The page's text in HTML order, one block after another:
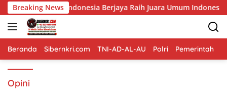
Langsung
ke
konten
Breaking News
Raih Juara Umum Indonesia Open 8th Asian
Beranda Sibernkri.com TNI-AD-AL-AU Polri Pemerintah
Opini